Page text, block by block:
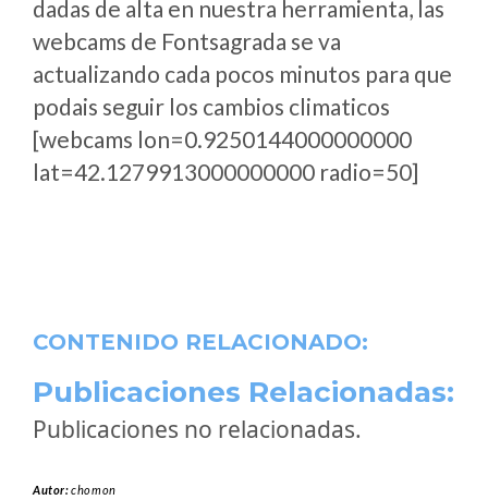
dadas de alta en nuestra herramienta, las
webcams de Fontsagrada se va
actualizando cada pocos minutos para que
podais seguir los cambios climaticos
[webcams lon=0.9250144000000000
lat=42.1279913000000000 radio=50]
CONTENIDO RELACIONADO:
Publicaciones Relacionadas:
Publicaciones no relacionadas.
Autor:chomon